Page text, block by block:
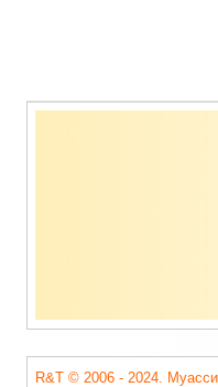
Содержимое
R&T © 2006 - 2024.